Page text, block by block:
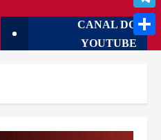
CANAL DO
YOUTUBE